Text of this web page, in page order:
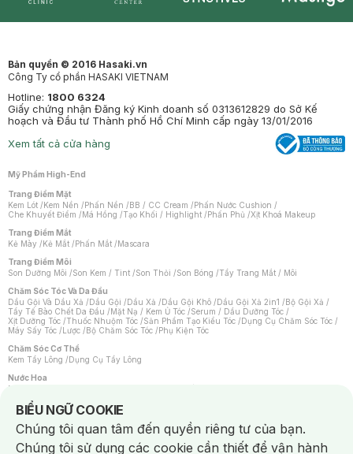
Bản quyền © 2016 Hasaki.vn
Công Ty cổ phần HASAKI VIETNAM
Hotline: 1800 6324
Giấy chứng nhận Đăng ký Kinh doanh số 0313612829 do Sở Kế
hoạch và Đầu tư Thành phố Hồ Chí Minh cấp ngày 13/01/2016
Xem tất cả cửa hàng
Mỹ Phẩm High-End
Trang Điểm Mặt
Kem Lót /Kem Nền /Phấn Nền /BB / CC Cream /Phấn Nước Cushion /
Che Khuyết Điểm /Má Hồng /Tạo Khối / Highlight /Phấn Phủ /Xịt Khoá Makeup
Trang Điểm Mắt
Kẻ Mày /Kẻ Mắt /Phấn Mắt /Mascara
Trang Điểm Môi
Son Dưỡng Môi /Son Kem / Tint /Son Thỏi /Son Bóng /Tẩy Trang Mắt / Môi
Chăm Sóc Tóc Và Da Đầu
Dầu Gội Và Dầu Xả /Dầu Gội /Dầu Xả /Dầu Gội Khô /Dầu Gội Xả 2in1 /Bộ Gội Xả /
Tẩy Tế Bào Chết Da Đầu /Mặt Nạ / Kem Ủ Tóc /Serum / Dầu Dưỡng Tóc /
Xịt Dưỡng Tóc /Thuốc Nhuộm Tóc /Sản Phẩm Tạo Kiểu Tóc /Dụng Cụ Chăm Sóc Tóc /
Máy Sấy Tóc /Lược /Bộ Chăm Sóc Tóc /Phụ Kiện Tóc
Chăm Sóc Cơ Thể
Kem Tẩy Lông /Dụng Cụ Tẩy Lông
Nước Hoa
Nước Hoa Nữ
Chăm Sóc Cá Nhân
Chống Muỗi /Khẩu Trang /Máy Massage/Mặt Nạ Xông Hơi /Nước Rửa Tay/
Sản Phẩm Chăm Sóc Khác /Bàn Chải Đánh Răng /Bàn Chải Điện/
Hỗ Trợ Trắng Răng/Kem Đánh Răng /Máy Tăm Nước/ Nước Súc Miệng/
BIỂU NGỮ COOKIE
Notice about cookies usage
Chúng tôi quan tâm đến quyền riêng tư của bạn.
Chúng tôi sử dụng các cookie cần thiết để vận hành